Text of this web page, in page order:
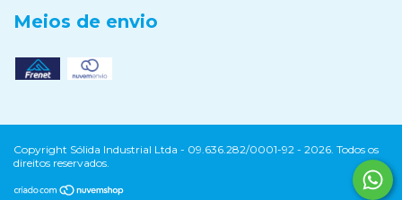
Meios de envio
Copyright Sólida Industrial Ltda - 09.636.282/0001-92 - 2026. Todos os
direitos reservados.